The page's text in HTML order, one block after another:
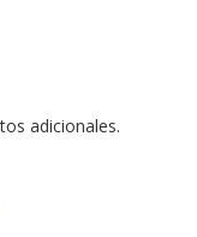
adicionales.